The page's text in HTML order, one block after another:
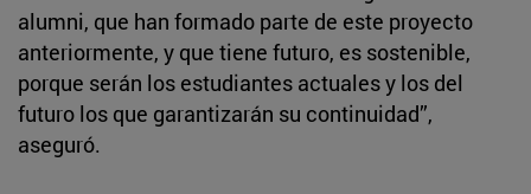
alumni, que han formado parte de este proyecto
anteriormente, y que tiene futuro, es sostenible,
porque serán los estudiantes actuales y los del
futuro los que garantizarán su continuidad”,
aseguró.